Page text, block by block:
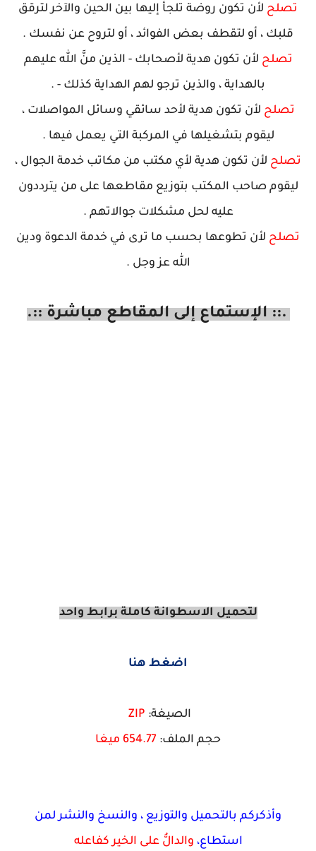
لأن تكون روضة تلجأ إليها بين الحين والآخر لترقق
أو لتقطف بعض الفوائد ، أو لتروح عن نفسك .
لأن تكون هدية لأصحابك - الذين منَّ الله عليهم
بالهداية ، والذين ترجو لهم الهداية كذلك - .
لأن تكون هدية لأحد سائقي وسائل المواصلات ،
بتشغيلها في المركبة التي يعمل فيها .
تكون هدية لأي مكتب من مكاتب خدمة الجوال ،
المكتب بتوزيع مقاطعها على من يترددون
عليه لحل مشكلات جوالاتهم .
لأن تطوعها بحسب ما ترى في خدمة الدعوة ودين
الله عز وجل .
إلى المقاطع مباشرة::.
لتحميل الاسطوانة كاملة برابط واحد
اضغط هنا
ZIP
حجم الملف:
654 77 ميغا
بالتحميل والتوزيع ، والنسخ والنشر لمن
والدالُّ على الخير كفاعله